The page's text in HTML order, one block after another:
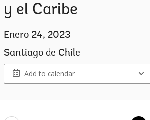
y el Caribe
Enero 24, 2023
Santiago de Chile
Add to calendar